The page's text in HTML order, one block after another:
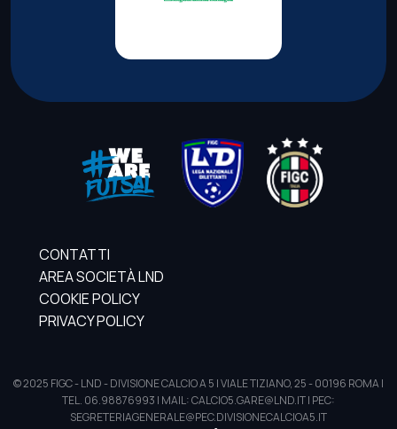
CONTATTI
AREA SOCIETÀ LND
COOKIE POLICY
PRIVACY POLICY
© 2025 FIGC - LND - DIVISIONE CALCIO A 5 | VIALE TIZIANO, 25 - 00196 ROMA |
TEL. 06.98876993 | MAIL: CALCIO5.GARE@LND.IT | PEC:
SEGRETERIAGENERALE@PEC.DIVISIONECALCIOA5.IT